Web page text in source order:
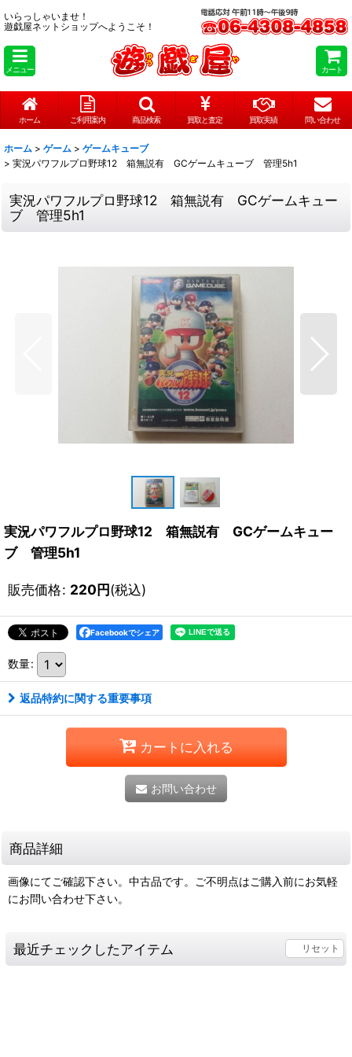
いらっしゃいませ！
遊戯屋ネットショップへようこそ！
メニュー カート
ホーム ご利用案内 商品検索 買取と査定 買取実績 問い合わせ
ホーム > ゲーム > ゲームキューブ
> 実況パワフルプロ野球12 箱無説有 GCゲームキューブ 管理5h1
実況パワフルプロ野球12 箱無説有 GCゲームキュー
ブ 管理5h1
実況パワフルプロ野球12 箱無説有 GCゲームキュー
ブ 管理5h1
販売価格: 220円(税込)
Facebookでシェア
数量:
返品特約に関する重要事項
カートに入れる
お問い合わせ
商品詳細
画像にてご確認下さい。中古品です。ご不明点はご購入前にお気軽
にお問い合わせ下さい。
最近チェックしたアイテム リセット